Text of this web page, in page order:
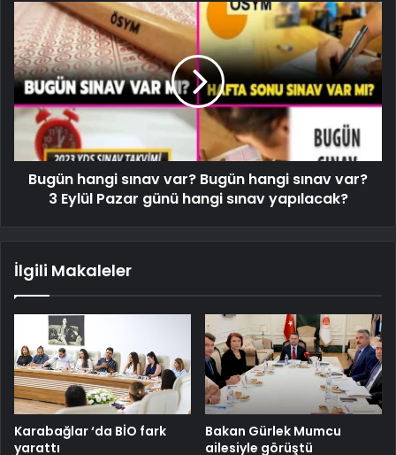
Bugün hangi sınav var? Bugün hangi sınav var?
3 Eylül Pazar günü hangi sınav yapılacak?
İlgili Makaleler
Karabağlar ‘da BİO fark
yarattı
Bakan Gürlek Mumcu
ailesiyle görüştü